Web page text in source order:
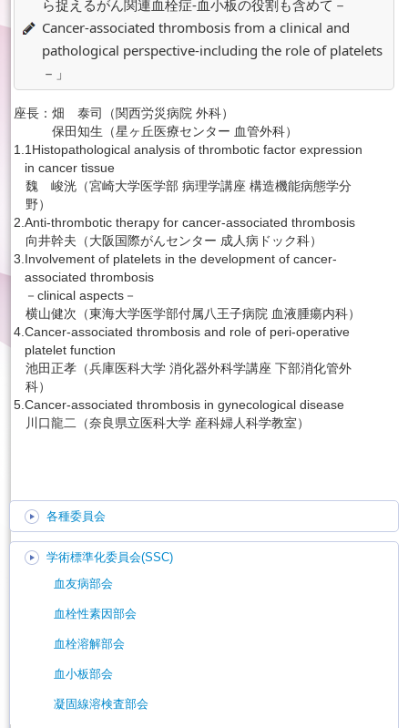
ら捉えるがん関連血栓症-血小板の役割も含めて－
Cancer-associated thrombosis from a clinical and
pathological perspective-including the role of platelets
－」
座長： 畑 泰司（関西労災病院 外科）
保田知生（星ヶ丘医療センター 血管外科）
1. 1Histopathological analysis of thrombotic factor expression
in cancer tissue
魏 峻洸（宮崎大学医学部 病理学講座 構造機能病態学分
野）
2. Anti-thrombotic therapy for cancer-associated thrombosis
向井幹夫（大阪国際がんセンター 成人病ドック科）
3. Involvement of platelets in the development of cancer-
associated thrombosis
－clinical aspects－
横山健次（東海大学医学部付属八王子病院 血液腫瘍内科）
4. Cancer-associated thrombosis and role of peri-operative
platelet function
池田正孝（兵庫医科大学 消化器外科学講座 下部消化管外
科）
5. Cancer-associated thrombosis in gynecological disease
川口龍二（奈良県立医科大学 産科婦人科学教室）
各種委員会
学術標準化委員会(SSC)
血友病部会
血栓性素因部会
血栓溶解部会
血小板部会
凝固線溶検査部会